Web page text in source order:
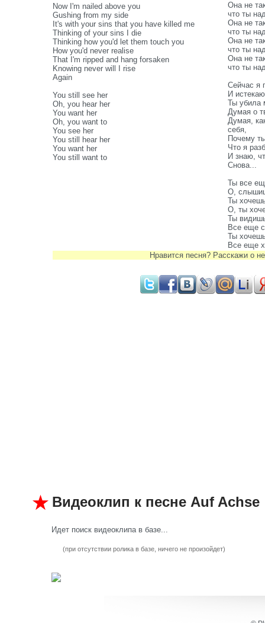
Now I'm nailed above you
Gushing from my side
It's with your sins that you have killed me
Thinking of your sins I die
Thinking how you'd let them touch you
How you'd never realise
That I'm ripped and hang forsaken
Knowing never will I rise
Again
You still see her
Oh, you hear her
You want her
Oh, you want to
You see her
You still hear her
You want her
You still want to
Она не
что ты
Она не
что ты
Она не
что ты
Она не
что ты
Сейчас я
И
Ты убила
Думая о
Думая,
себя,
Почему
Что я
И знаю,
Снова...
Ты все
О,
Ты
О, ты
Ты
Все еще
Ты
Все еще
Нравится песня? Расскажи о
Видеоклип к песне Auf Achse
Идет поиск видеоклипа в базе...
(при отсутствии ролика в базе, ничего не произойдет)